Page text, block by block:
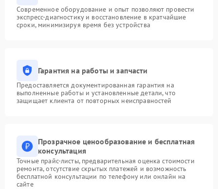
Современное оборудование и опыт позволяют провести
экспресс-диагностику и восстановление в кратчайшие
сроки, минимизируя время без устройства
Гарантия на работы и запчасти
Предоставляется документированная гарантия на
выполненные работы и установленные детали, что
защищает клиента от повторных неисправностей
Прозрачное ценообразование и бесплатная
консультация
Точные прайс-листы, предварительная оценка стоимости
ремонта, отсутствие скрытых платежей и возможность
бесплатной консультации по телефону или онлайн на
сайте